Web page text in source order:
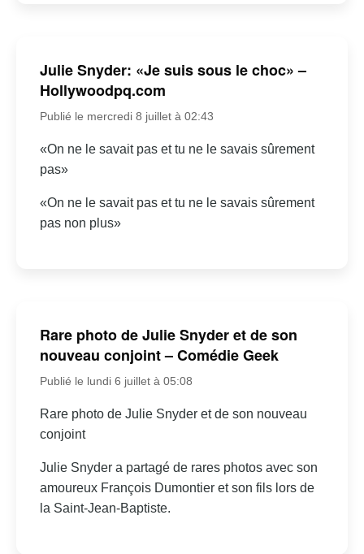
Julie Snyder: «Je suis sous le choc» –
Hollywoodpq.com
Publié le mercredi 8 juillet à 02:43
«On ne le savait pas et tu ne le savais sûrement
pas»
«On ne le savait pas et tu ne le savais sûrement
pas non plus»
Rare photo de Julie Snyder et de son
nouveau conjoint – Comédie Geek
Publié le lundi 6 juillet à 05:08
Rare photo de Julie Snyder et de son nouveau
conjoint
Julie Snyder a partagé de rares photos avec son
amoureux François Dumontier et son fils lors de
la Saint-Jean-Baptiste.